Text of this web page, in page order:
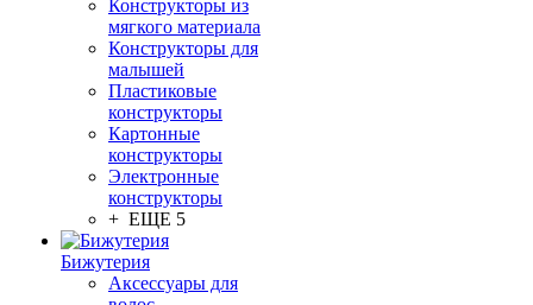
Конструкторы из
мягкого материала
Конструкторы для
малышей
Пластиковые
конструкторы
Картонные
конструкторы
Электронные
конструкторы
+ ЕЩЕ 5
Бижутерия
Аксессуары для